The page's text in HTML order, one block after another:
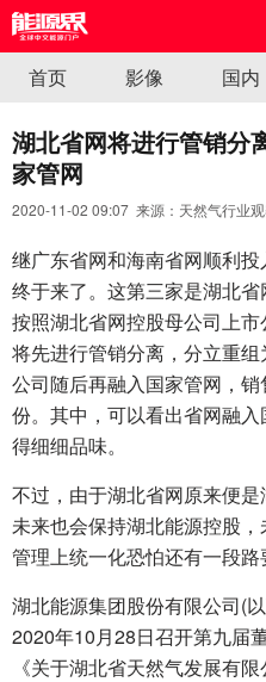
首页 影像 国内
湖北省网将进行管销分
家管网
2020-11-02 09:07 来源：天然气行业观
继广东省网和海南省网顺利
终于来了。这第三家是湖北省
按照湖北省网控股母公司上
将先进行管销分离，分立重
公司随后再融入国家管网，
份。其中，可以看出省网融
得细细品味。
不过，由于湖北省网原来便
未来也会保持湖北能源控股
管理上统一化恐怕还有一段路
湖北能源集团股份有限公司(
2020年10月28日召开第九届
《关于湖北省天然气发展有